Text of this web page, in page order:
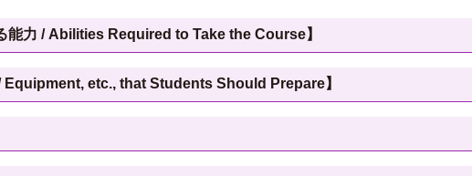
能力 / Abilities Required to Take the Course】
Equipment, etc., that Students Should Prepare】